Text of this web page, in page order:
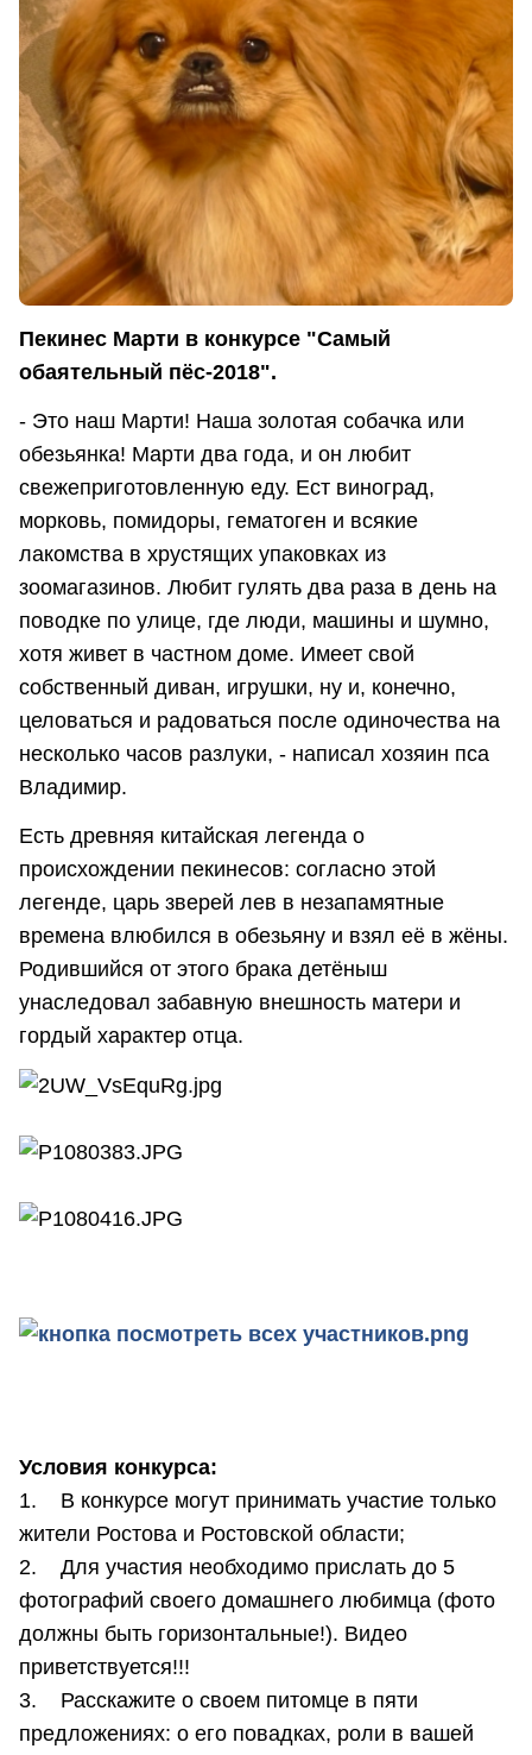
Пекинес Марти в конкурсе "Самый
обаятельный пёс-2018".
- Это наш Марти! Наша золотая собачка или
обезьянка! Марти два года, и он любит
свежеприготовленную еду. Ест виноград,
морковь, помидоры, гематоген и всякие
лакомства в хрустящих упаковках из
зоомагазинов. Любит гулять два раза в день на
поводке по улице, где люди, машины и шумно,
хотя живет в частном доме. Имеет свой
собственный диван, игрушки, ну и, конечно,
целоваться и радоваться после одиночества на
несколько часов разлуки, - написал хозяин пса
Владимир.
Есть древняя китайская легенда о
происхождении пекинесов: согласно этой
легенде, царь зверей лев в незапамятные
времена влюбился в обезьяну и взял её в жёны.
Родившийся от этого брака детёныш
унаследовал забавную внешность матери и
гордый характер отца.
Условия конкурса:
1. В конкурсе могут принимать участие только
жители Ростова и Ростовской области;
2. Для участия необходимо прислать до 5
фотографий своего домашнего любимца (фото
должны быть горизонтальные!). Видео
приветствуется!!!
3. Расскажите о своем питомце в пяти
предложениях: о его повадках, роли в вашей